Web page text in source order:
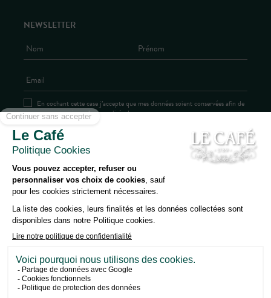
NEWSLETTER
En cochant cette case j’accepte que mes données soient conservées afin de
me communiquer les actualités du groupe
PRESSE
NOUS REJOINDRE
PRIVATISATION
POLITIQUE DE CONFIDENTIALITÉ